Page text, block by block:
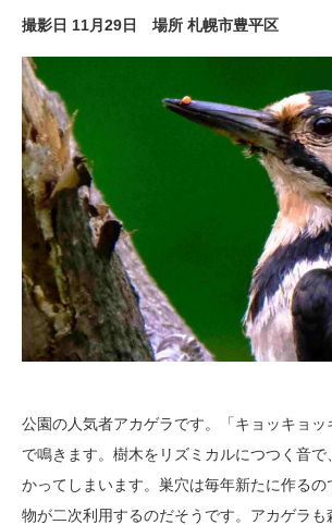
撮影日 11月29日 場所 札幌市豊平区
公園の人気者アカゲラです。「キョッキョ
で鳴きます。樹木をリズミカルにつつく音で
かってしまいます。巣穴は毎年新たに作るの
物が二次利用するのだそうです。アカゲラも